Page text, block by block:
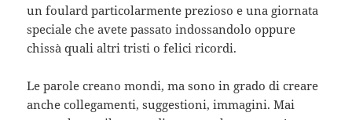
un foulard particolarmente prezioso e una giornata
speciale che avete passato indossandolo oppure
chissà quali altri tristi o felici ricordi.
Le parole creano mondi, ma sono in grado di creare
anche collegamenti, suggestioni, immagini. Mai